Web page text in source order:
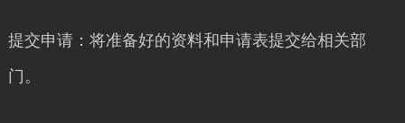
提交申请：将准备好的资料和申请表提交给相关部
门。